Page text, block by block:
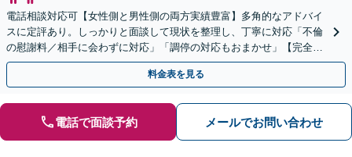
電話相談対応可【女性側と男性側の両方実績豊富】多角的なアドバイ
スに定評あり。しっかりと面談して現状を整理し、丁寧に対応「不倫
の慰謝料／相手に会わずに対応」「調停の対応もおまかせ」【完全個
室】【休日・夜間相談可】上諸江駅8分
料金表を見る
電話で面談予約 メールでお問い合わせ